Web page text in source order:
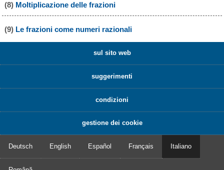
(8) Moltiplicazione delle frazioni
(9) Le frazioni come numeri razionali
sul sito web
suggerimenti
condizioni
gestione dei cookie
Deutsch English Español Français Italiano